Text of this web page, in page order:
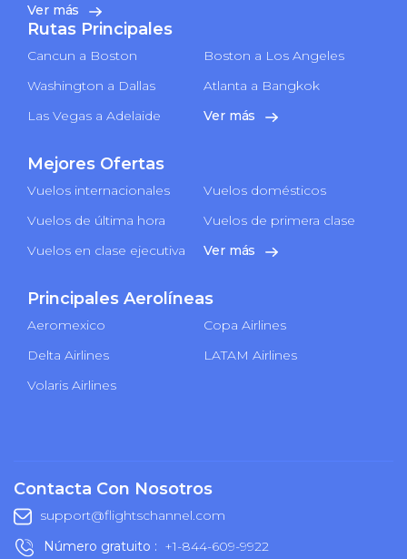
Ver más
Rutas Principales
Cancun a Boston
Boston a Los Angeles
Washington a Dallas
Atlanta a Bangkok
Las Vegas a Adelaide
Ver más
Mejores Ofertas
Vuelos internacionales
Vuelos domésticos
Vuelos de última hora
Vuelos de primera clase
Vuelos en clase ejecutiva
Ver más
Principales Aerolíneas
Aeromexico
Copa Airlines
Delta Airlines
LATAM Airlines
Volaris Airlines
Contacta Con Nosotros
support@flightschannel.com
Número gratuito : +1-844-609-9922